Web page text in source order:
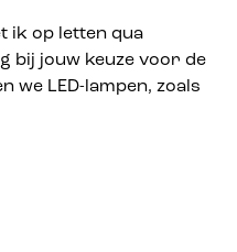
ik op letten qua
bij jouw keuze voor de
we LED-lampen, zoals